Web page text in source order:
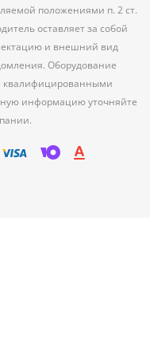
положениями п. 2 ст.
оставляет за собой
и внешний вид
Оборудование
квалифицированными
информацию уточняйте